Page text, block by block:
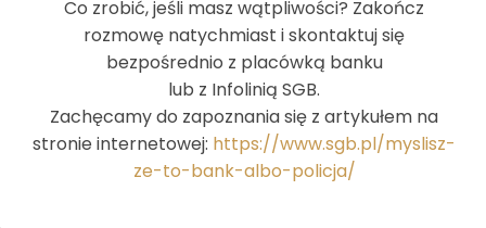
Deklaracja dostępności
Restrukturyzacja
Wykaz usług reprezentatywnych powiązanych z
rachunkiem płatniczym
Co zrobić, jeśli masz wątpliwości? Zakończ
rozmowę natychmiast i skontaktuj się
bezpośrednio z placówką banku
lub z Infolinią SGB.
Zachęcamy do zapoznania się z artykułem na
stronie internetowej: https://www.sgb.pl/myslisz-
ze-to-bank-albo-policja/